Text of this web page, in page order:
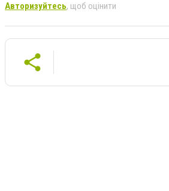
Авторизуйтесь, щоб оцінити